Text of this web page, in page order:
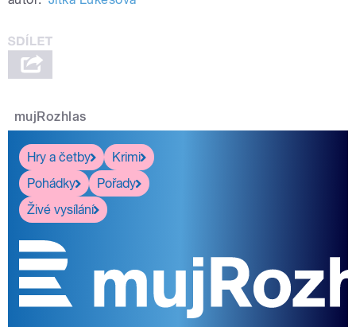
mujRozhlas
Hry a četby
Krimi
Pohádky
Pořady
Živé vysílání